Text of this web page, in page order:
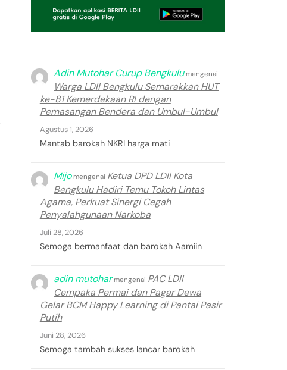
Adin Mutohar Curup Bengkulumengenai
Warga LDII Bengkulu Semarakkan HUT
ke-81 Kemerdekaan RI dengan
Pemasangan Bendera dan Umbul-Umbul
Agustus 1, 2026
Mantab barokah NKRI harga mati
Mijomengenai Ketua DPD LDII Kota
Bengkulu Hadiri Temu Tokoh Lintas
Agama, Perkuat Sinergi Cegah
Penyalahgunaan Narkoba
Juli 28, 2026
Semoga bermanfaat dan barokah Aamiin
adin mutoharmengenai PAC LDII
Cempaka Permai dan Pagar Dewa
Gelar BCM Happy Learning di Pantai Pasir
Putih
Juni 28, 2026
Semoga tambah sukses lancar barokah